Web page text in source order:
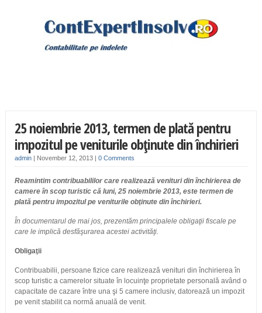
25 noiembrie 2013, termen de plată pentru
impozitul pe veniturile obţinute din închirieri
admin| November 12, 2013 | 0 Comments
Reamintim contribuabililor care realizează venituri din închirierea de
camere în scop turistic că luni, 25 noiembrie 2013, este termen de
plată pentru impozitul pe veniturile obţinute din închirieri.
În documentarul de mai jos, prezentăm principalele obligaţii fiscale pe
care le implică desfăşurarea acestei activităţi.
Obligaţii
Contribuabilii, persoane fizice care realizează venituri din închirierea în
scop turistic a camerelor situate în locuinţe proprietate personală având o
capacitate de cazare între una şi 5 camere inclusiv, datorează un impozit
pe venit stabilit ca normă anuală de venit.